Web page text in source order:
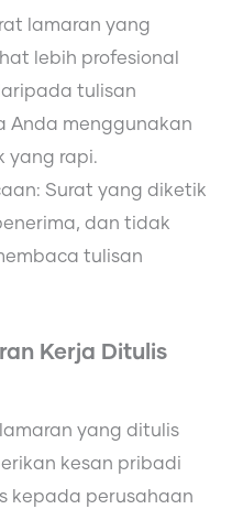
lamaran yang
lebih profesional
tulisan
Anda menggunakan
yang rapi.
Surat yang diketik
dan tidak
tulisan
Kerja Ditulis
yang ditulis
kesan pribadi
kepada perusahaan